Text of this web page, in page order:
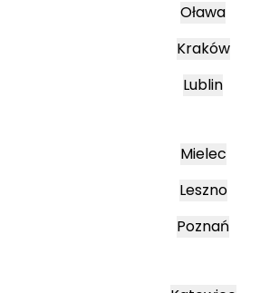
Oława
Kraków
Lublin
Mielec
Leszno
Poznań